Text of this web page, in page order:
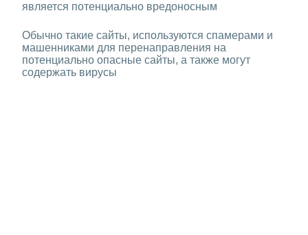
является потенциально вредоносным
Обычно такие сайты, используются спамерами и
машенниками для перенаправления на
потенциально опасные сайты, а также могут
содержать вирусы